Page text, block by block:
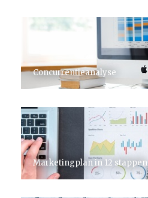
Concurrentieanalyse
Marketingplan in 12 stappen